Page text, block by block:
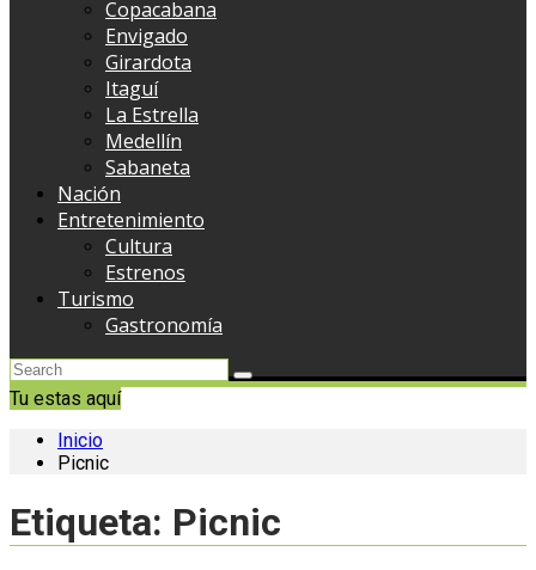
Copacabana
Envigado
Girardota
Itaguí
La Estrella
Medellín
Sabaneta
Nación
Entretenimiento
Cultura
Estrenos
Turismo
Gastronomía
Tu estas aquí
Inicio
Picnic
Etiqueta: Picnic